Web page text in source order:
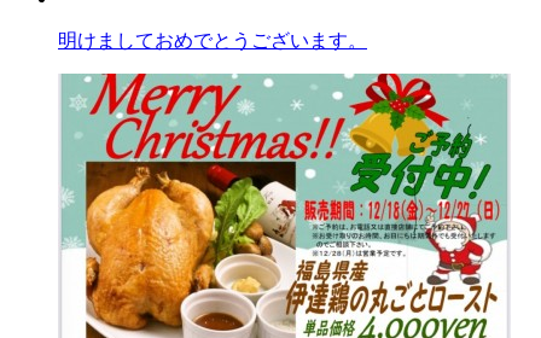
明けましておめでとうございます。